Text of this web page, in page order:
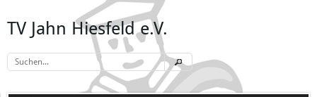
TV Jahn Hiesfeld e.V.